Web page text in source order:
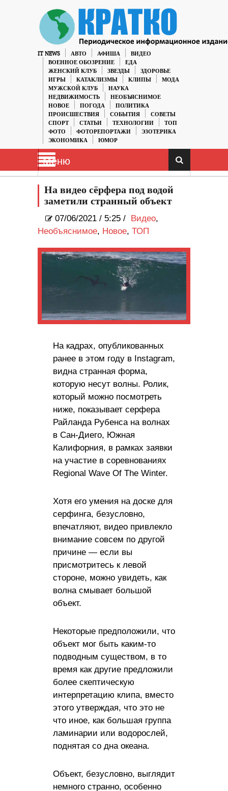
IT NEWS АВТО АФИША
ВИДЕО
ВОЕННОЕ ОБОЗРЕНИЕ
ЕДА
ЖЕНСКИЙ КЛУБ
ЗВЕЗДЫ
ЗДОРОВЬЕ
ИГРЫ
КАТАКЛИЗМЫ КЛИПЫ
МОДА
МУЖСКОЙ КЛУБ
НАУКА
НЕДВИЖИМОСТЬ
НЕОБЪЯСНИМОЕ
НОВОЕ
ПОГОДА
ПОЛИТИКА
ПРОИСШЕСТВИЯ
СОБЫТИЯ
СОВЕТЫ
СПОРТ
СТАТЬИ ТЕХНОЛОГИИ
ТОП
ФОТО
ФОТОРЕПОРТАЖИ
ЭЗОТЕРИКА
ЭКОНОМИКА
ЮМОР
Меню
На видео сёрфера под водой
заметили странный объект
07/06/2021 / 5:25 / Видео,
Необъяснимое, Новое, ТОП
На кадрах, опубликованных
ранее в этом году в Instagram,
видна странная форма,
которую несут волны. Ролик,
который можно посмотреть
ниже, показывает серфера
Райланда Рубенса на волнах
в Сан-Диего, Южная
Калифорния, в рамках заявки
на участие в соревнованиях
Regional Wave Of The Winter.
Хотя его умения на доске для
серфинга, безусловно,
впечатляют, видео привлекло
внимание совсем по другой
причине — если вы
присмотритесь к левой
стороне, можно увидеть, как
волна смывает большой
объект.
Некоторые предположили, что
объект мог быть каким-то
подводным существом, в то
время как другие предложили
более скептическую
интерпретацию клипа, вместо
этого утверждая, что это не
что иное, как большая группа
ламинарии или водорослей,
поднятая со дна океана.
Объект, безусловно, выглядит
немного странно, особенно